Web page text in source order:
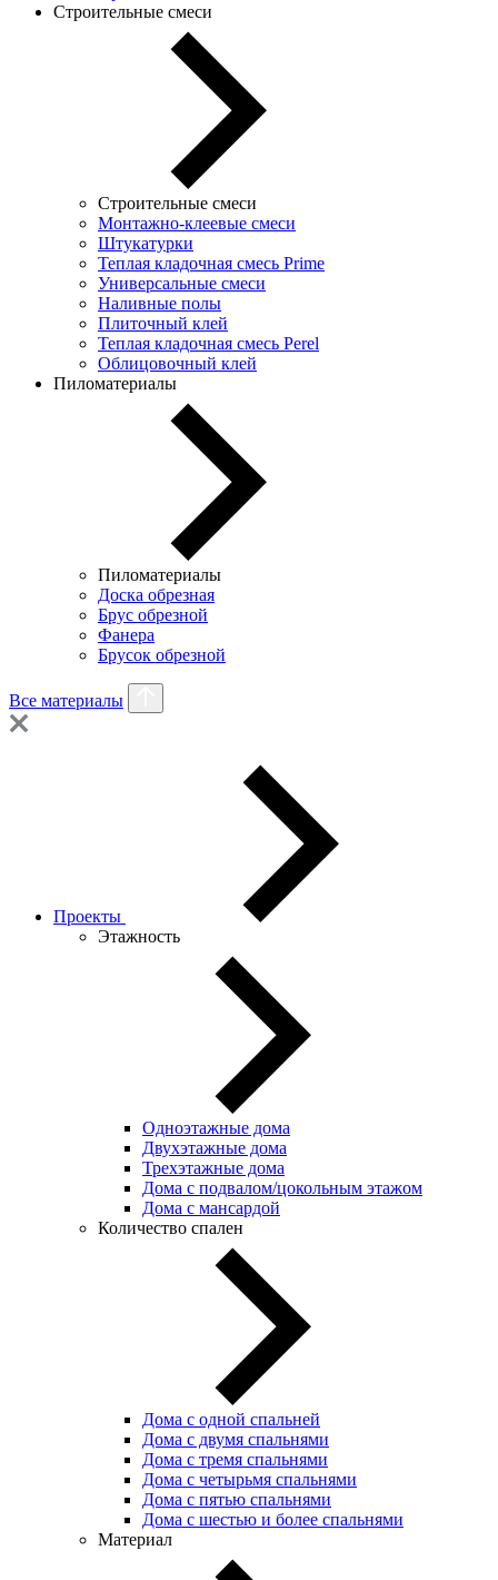
Строительные смеси
Строительные смеси
Монтажно-клеевые смеси
Штукатурки
Теплая кладочная смесь Prime
Универсальные смеси
Наливные полы
Плиточный клей
Теплая кладочная смесь Perel
Облицовочный клей
Пиломатериалы
Пиломатериалы
Доска обрезная
Брус обрезной
Фанера
Брусок обрезной
Все материалы
Проекты
Этажность
Одноэтажные дома
Двухэтажные дома
Трехэтажные дома
Дома с подвалом/цокольным этажом
Дома с мансардой
Количество спален
Дома с одной спальней
Дома с двумя спальнями
Дома с тремя спальнями
Дома с четырьмя спальнями
Дома с пятью спальнями
Дома с шестью и более спальнями
Материал